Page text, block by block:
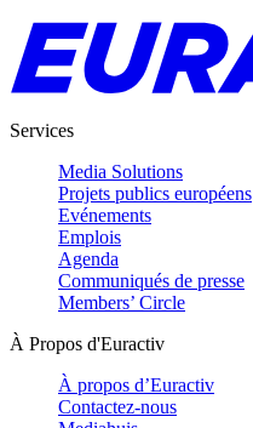
Services
Media Solutions
Projets publics européens
Evénements
Emplois
Agenda
Communiqués de presse
Members’ Circle
À Propos d'Euractiv
À propos d’Euractiv
Contactez-nous